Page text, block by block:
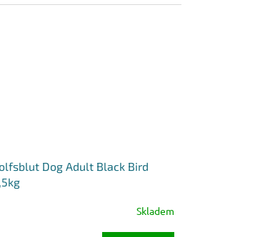
Dog Adult Black Bird
Skladem